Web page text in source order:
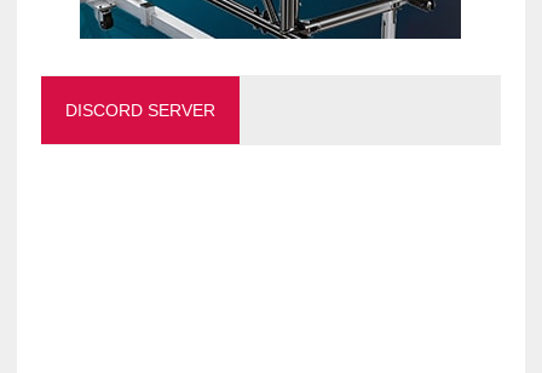
DISCORD SERVER